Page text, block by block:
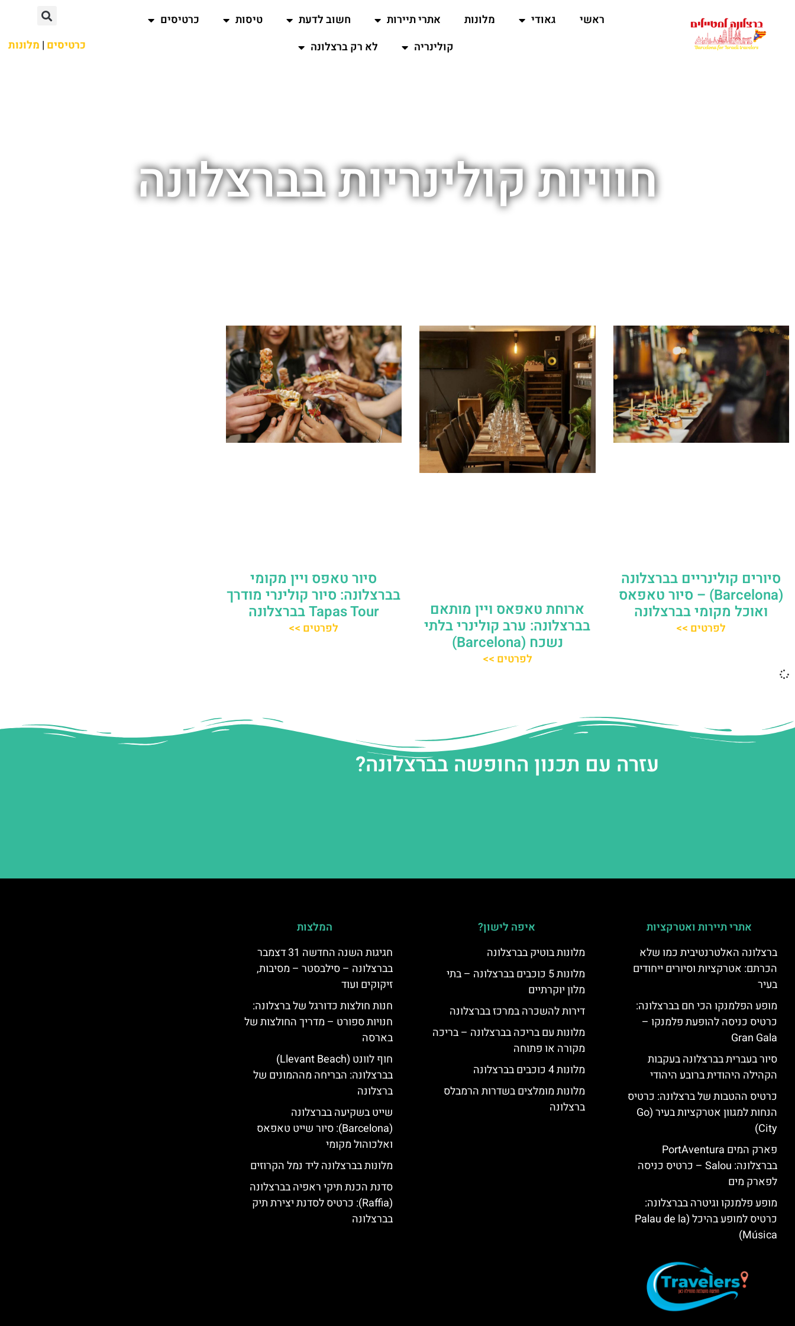
ראשי גאודי מלונות אתרי תיירות חשוב לדעת טיסות
כרטיסים
קולינריה
לא רק ברצלונה כרטיסים | מלונות
חוויות קולינריות בברצלונה
סיורים קולינריים בברצלונה
(Barcelona) – סיור טאפאס
ואוכל מקומי בברצלונה
לפרטים >>
ארוחת טאפאס ויין מותאם
בברצלונה: ערב קולינרי בלתי
נשכח (Barcelona)
לפרטים >>
סיור טאפס ויין מקומי
בברצלונה: סיור קולינרי מודרך
Tapas Tour בברצלונה
לפרטים >>
עזרה עם תכנון החופשה בברצלונה?
אתרי תיירות ואטרקציות
ברצלונה האלטרנטיבית כמו שלא
הכרתם: אטרקציות וסיורים ייחודים
בעיר
מופע הפלמנקו הכי חם בברצלונה:
כרטיס כניסה להופעת פלמנקו –
Gran Gala
סיור בעברית בברצלונה בעקבות
הקהילה היהודית ברובע היהודי
כרטיס ההטבות של ברצלונה: כרטיס
הנחות למגוון אטרקציות בעיר (Go
City)
פארק המים PortAventura
בברצלונה: Salou – כרטיס כניסה
לפארק מים
מופע פלמנקו וגיטרה בברצלונה:
כרטיס למופע בהיכל (Palau de la
Música)
איפה לישון?
מלונות בוטיק בברצלונה
מלונות 5 כוכבים בברצלונה – בתי
מלון יוקרתיים
דירות להשכרה במרכז בברצלונה
מלונות עם בריכה בברצלונה – בריכה
מקורה או פתוחה
מלונות 4 כוכבים בברצלונה
מלונות מומלצים בשדרות הרמבלס
ברצלונה
המלצות
חגיגות השנה החדשה 31 דצמבר
בברצלונה – סילבסטר – מסיבות,
זיקוקים ועוד
חנות חולצות כדורגל של ברצלונה:
חנויות ספורט – מדריך החולצות של
בארסה
חוף לוונט (Llevant Beach)
בברצלונה: הבריחה מההמונים של
ברצלונה
שייט בשקיעה בברצלונה
(Barcelona): סיור שייט טאפאס
ואלכוהול מקומי
מלונות בברצלונה ליד נמל הקרוזים
סדנת הכנת תיקי ראפיה בברצלונה
(Raffia): כרטיס לסדנת יצירת תיק
בברצלונה